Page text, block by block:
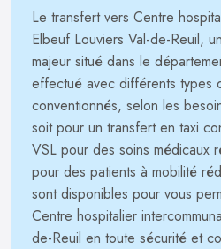
Le transfert vers Centre
Elbeuf Louviers Val-de-Reuil,
majeur situé dans le
effectué avec différents types
conventionnés, selon les
soit pour un transfert en taxi
VSL pour des soins médicaux
pour des patients à mobilité
sont disponibles pour vous
Centre hospitalier
de-Reuil en toute sécurité et